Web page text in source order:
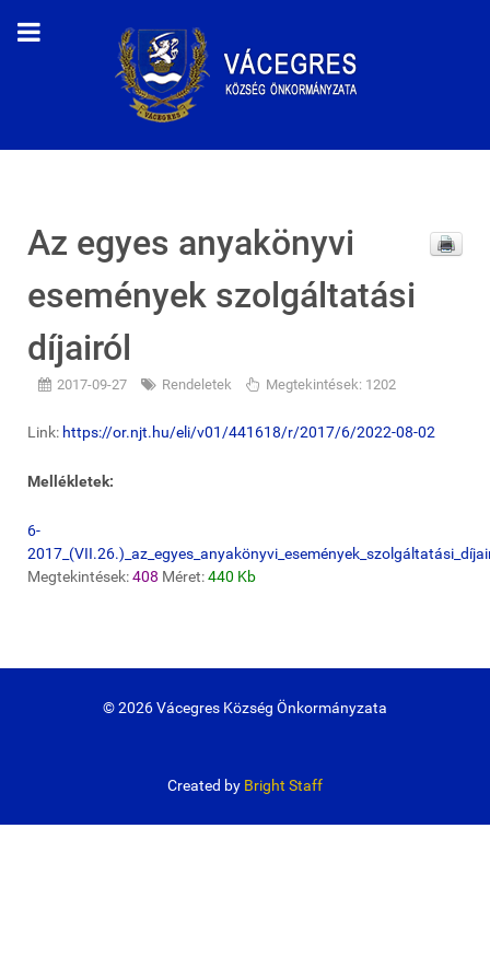
Az egyes anyakönyvi
események szolgáltatási
díjairól
2017-09-27 Rendeletek Megtekintések: 1202
Link: https://or.njt.hu/eli/v01/441618/r/2017/6/2022-08-02
Mellékletek:
6-
Megtekintések:408 Méret:440 Kb
© 2026 Vácegres Község Önkormányzata
Created by Bright Staff